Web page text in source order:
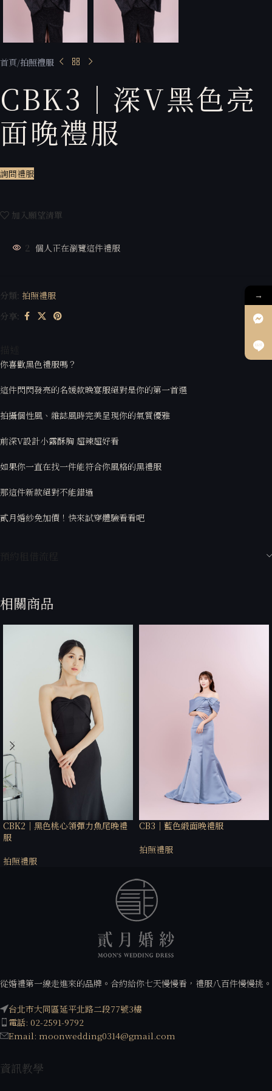
首頁 拍照禮服
CBK3｜深V黑色亮
面晚禮服
詢問禮服
加入願望清單
2 個人正在瀏覽這件禮服
分類: 拍照禮服
分享:
你喜歡黑色禮服嗎？
這件閃閃發亮的名媛款晚宴服絕對是你的第一首選
拍攝個性風、雜誌風時完美呈現你的氣質優雅
前深V設計小露酥胸 超辣超好看
如果你一直在找一件能符合你風格的黑禮服
那這件新款絕對不能錯過
貳月婚紗免加價！快來試穿體驗看看吧
相關商品
CBK2｜黑色桃心領彈力魚尾晚禮
服
拍照禮服
CB3｜藍色緞面晚禮服
拍照禮服
從婚禮第一線走進來的品牌。合約給你七天慢慢看，禮服八百件慢慢挑。
台北市大同區延平北路二段77號3樓
電話: 02-2591-9792
Email: moonwedding0314@gmail.com
資訊教學
→